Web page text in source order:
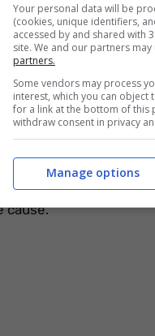
corpo. Se si
capelli forse è uno
di
un rimedio. È una
essere il segno
cause.
Your personal data will be
(cookies, unique identifiers,
accessed by and shared with
site. We and our partners
partners.
Some vendors may process
interest, which you can
for a link at the bottom of this
withdraw consent in privacy
Manage options